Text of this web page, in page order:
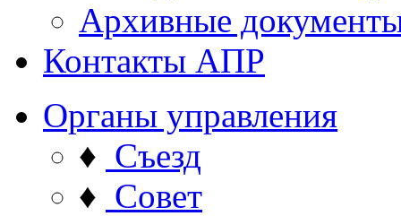
Архивные
Контакты АПР
Органы управления
♦ Съезд
♦ Совет